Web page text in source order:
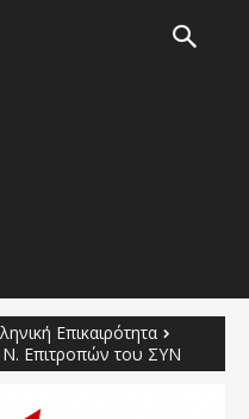
Επικαιρότητα
Επιτροπών του ΣΥΝ